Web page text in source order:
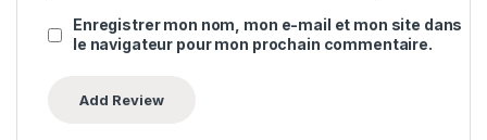
Enregistrer mon nom, mon e-mail et mon site dans
le navigateur pour mon prochain commentaire.